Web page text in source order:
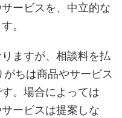
ービスを、中立的な
。
ますが、相談料を払
ちは商品やサービス
。場合によっては
ービスは提案しな